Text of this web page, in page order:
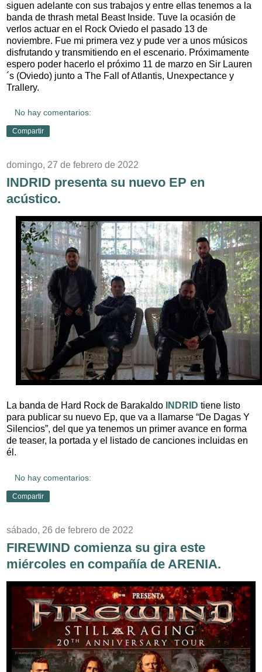
siguen adelante con sus trabajos y entre ellas tenemos a la
banda de thrash metal Beast Inside. Tuve la ocasión de
verlos actuar en el Rock Oviedo el pasado 13 de
noviembre. Fue mi primera vez y pude ver a unos músicos
disfrutando y transmitiendo en el escenario. Próximamente
espero poder hacerlo el próximo 11 de marzo en Sir Lauren
´s (Oviedo) junto a The Fall of Atlantis, Unexpectance y
Trallery.
No hay comentarios:
Compartir
domingo, 27 de febrero de 2022
INDRID presenta su nuevo EP en
acústico.
La banda de Hard Rock de Barakaldo INDRID tiene listo
para publicar su nuevo Ep, que va a llamarse “De Dagas Y
Silencios”, del que ya tenemos un primer avance en forma
de teaser, la portada y el listado de canciones incluidas en
él.
No hay comentarios:
Compartir
sábado, 26 de febrero de 2022
FIREWIND comienza su gira este
miércoles en compañía de ARENIA.